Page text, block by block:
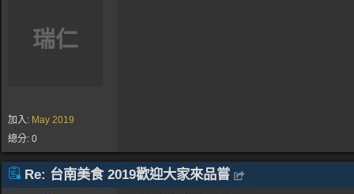
瑞仁
加入: May 2019
總分: 0
Re: 台南美食 2019歡迎大家來品嘗